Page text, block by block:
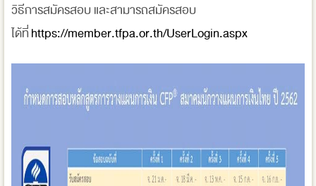
วิธีการสมัครสอบ และสามารถสมัครสอบ
ได้ที่https://member.tfpa.or.th/UserLogin.aspx​